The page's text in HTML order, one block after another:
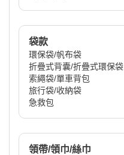
袋款
環保袋/帆布袋
折疊式背囊/折疊式環保袋
索繩袋/單車背包
旅行袋/收納袋
急救包
領帶/領巾/絲巾